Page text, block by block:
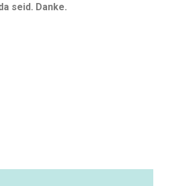
seid. Danke.